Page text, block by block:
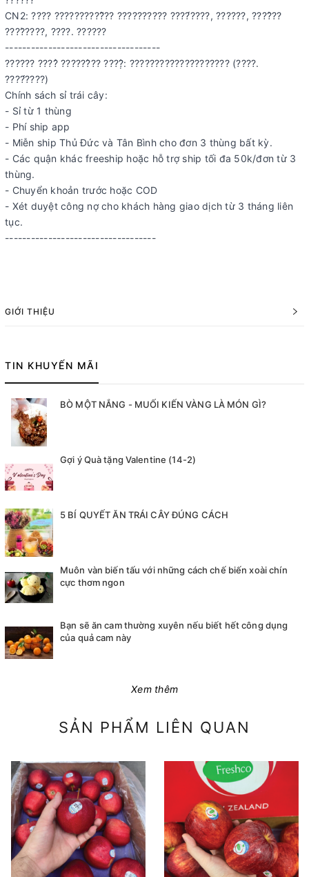
CN2: ???? ??????????̂̃?? ?????????? ????́????, ??????, ????̂??
????̀????, ????. ??????
------------------------------------
?????? ????̉ ??????̂?? ????̣̂: ???????????????????? (????.
????́????)
Chính sách sỉ trái cây:
- Sỉ từ 1 thùng
- Phí ship app
- Miễn ship Thủ Đức và Tân Bình cho đơn 3 thùng bất kỳ.
- Các quận khác freeship hoặc hỗ trợ ship tối đa 50k/đơn từ 3
thùng.
- Chuyển khoản trước hoặc COD
- Xét duyệt công nợ cho khách hàng giao dịch từ 3 tháng liên
tục.
-----------------------------------
GIỚI THIỆU
TIN KHUYẾN MÃI
BÒ MỘT NẮNG - MUỐI KIẾN VÀNG LÀ MÓN GÌ?
Gợi ý Quà tặng Valentine (14-2)
5 BÍ QUYẾT ĂN TRÁI CÂY ĐÚNG CÁCH
Muôn vàn biến tấu với những cách chế biến xoài chín
cực thơm ngon
Bạn sẽ ăn cam thường xuyên nếu biết hết công dụng
của quả cam này
Xem thêm
SẢN PHẨM LIÊN QUAN